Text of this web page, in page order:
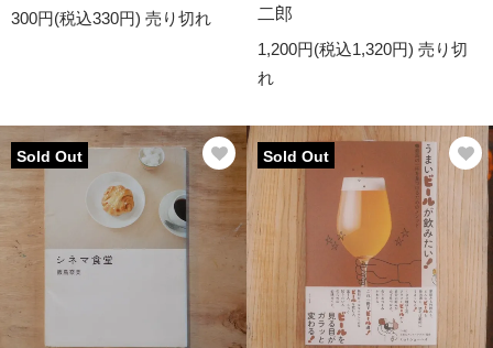
300円(税込330円) 売り切れ
二郎
1,200円(税込1,320円) 売り切
れ
Sold Out Sold Out